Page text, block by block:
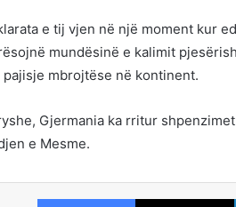
e tij vjen në një moment kur
mundësinë e kalimit
pajisje mbrojtëse në kontinent.
Gjermania ka rritur
e Mesme.
Facebook